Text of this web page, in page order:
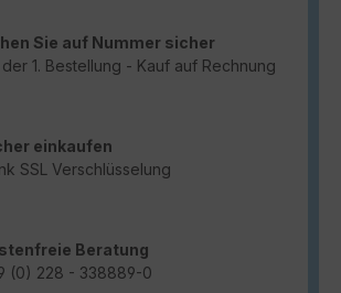
Sie auf Nummer sicher
1. Bestellung - Kauf auf Rechnung
einkaufen
SSL Verschlüsselung
Beratung
(0) 228 - 338889-0